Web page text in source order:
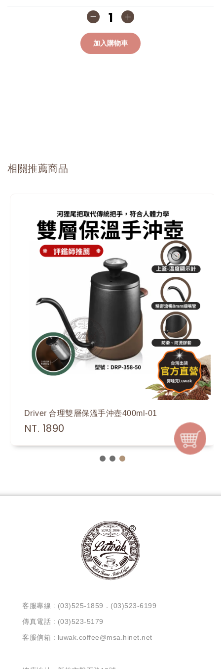
加入購物車
相關推薦商品
Driver 合理雙層保溫手沖壺400ml-01
NT. 1890
客服專線 : (03)525-1859．(03)523-6199
傳真電話 : (03)523-5179
客服信箱 : luwak.coffee@msa.hinet.net